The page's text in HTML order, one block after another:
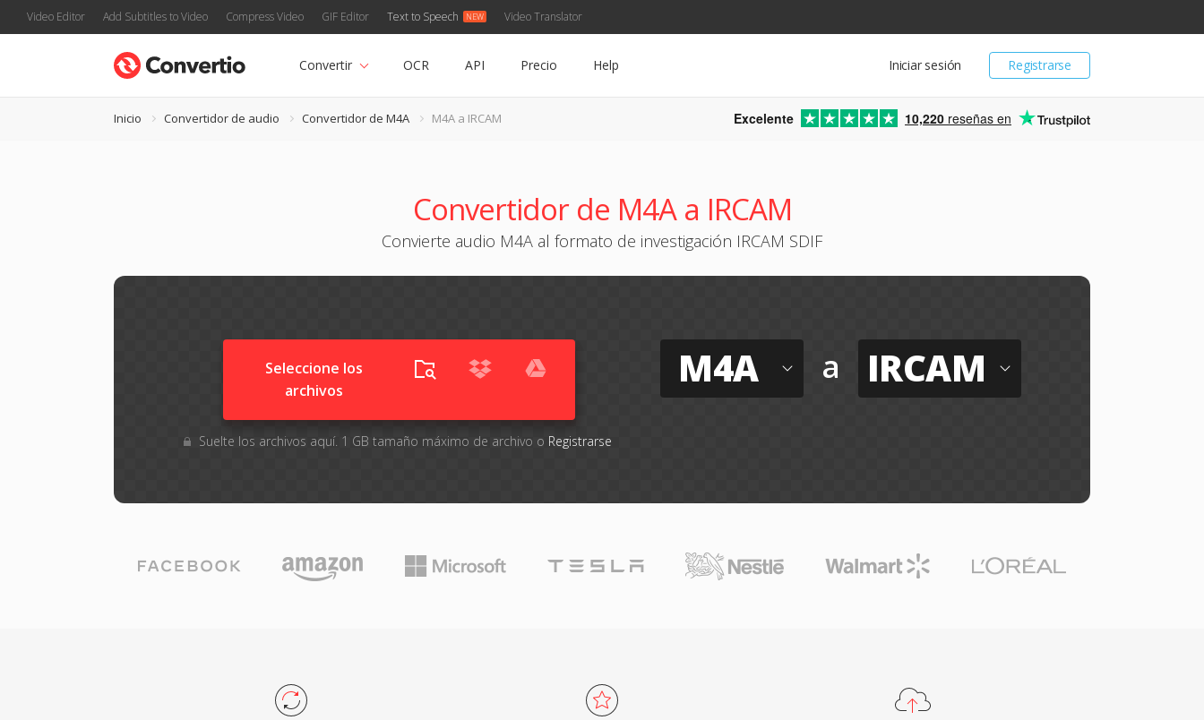
Video Editor Add Subtitles to Video Compress Video GIF Editor Text to Speech Video Translator
Registrarse
Iniciar sesión
Convertir OCR API Precio Help
Inicio Convertidor de audio Convertidor de M4A M4A a IRCAM Excelente 10,220 reseñas en
Convertidor de M4A a IRCAM
Convierte audio M4A al formato de investigación IRCAM SDIF
Seleccione los
archivos
Suelte los archivos aquí. 1 GB tamaño máximo de archivo o Registrarse
M4A a IRCAM